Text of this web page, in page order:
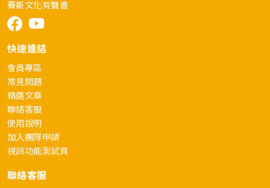
賽斯文化有聲書
快速連結
會員專區
常見問題
精選文章
聯絡客服
使用說明
加入團隊申請
視訊功能測試頁
聯絡客服